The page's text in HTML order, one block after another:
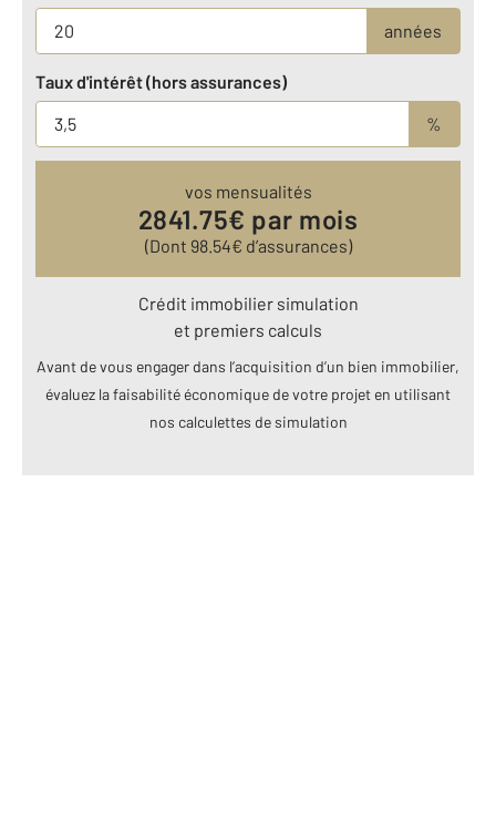
années
Taux d'intérêt (hors assurances)
%
vos mensualités
2841.75€ par mois
(Dont 98.54€ d’assurances)
Crédit immobilier simulation
et premiers calculs
Avant de vous engager dans l’acquisition d’un bien immobilier,
évaluez la faisabilité économique de votre projet en utilisant
nos calculettes de simulation